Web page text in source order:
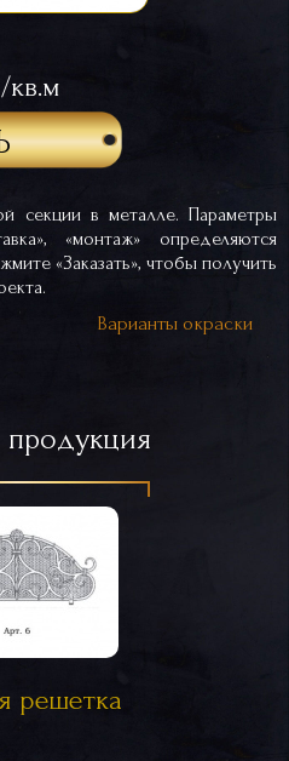
/кв.м
секции в металле. Параметры
«монтаж» определяются
«Заказать», чтобы получить
Варианты окраски
решетка